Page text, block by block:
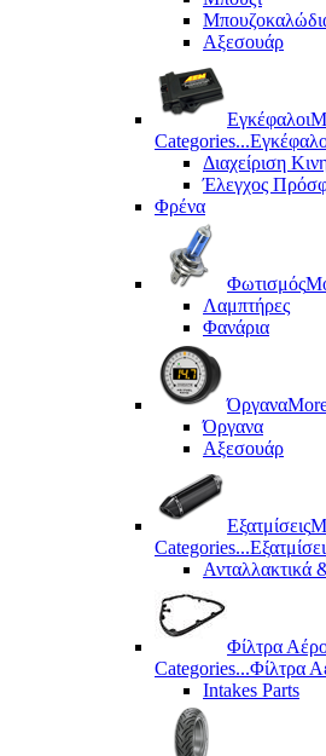
Αξεσουάρ
Εγκέφαλοι
Categories...
Διαχείριση
Έλεγχος
Φρένα
Φωτισμός
Λαμπτήρες
Φανάρια
Όργανα
Όργανα
Αξεσουάρ
Εξατμίσεις
Categories...
Ανταλλακτικά
Φίλτρα
Categories...Φίλτρα
Intakes Parts